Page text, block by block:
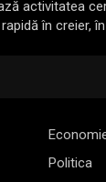
activitatea
în creier,
Politica